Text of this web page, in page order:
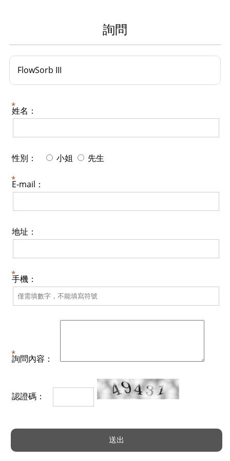
詢問
FlowSorb III
姓名：
性別： 小姐 先生
E-mail：
地址：
手機：
詢問內容：
認證碼：